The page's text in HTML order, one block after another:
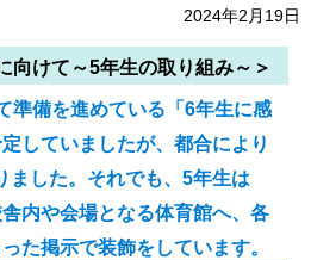
2024年2月19日
向けて～5年生の取り組み～＞
準備を進めている「6年生に感
していましたが、都合により
ました。それでも、5年生は
内や会場となる体育館へ、各
た掲示で装飾をしています。